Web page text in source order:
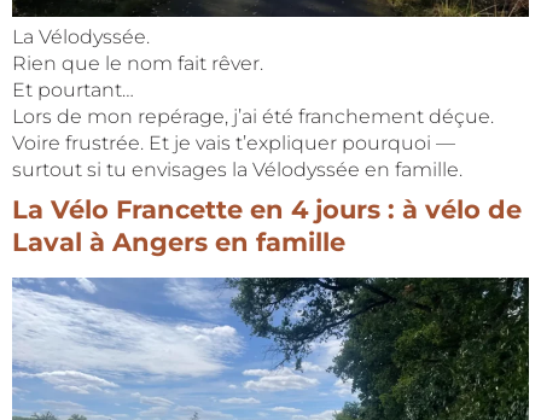
La Vélodyssée.
Rien que le nom fait rêver.
Et pourtant…
Lors de mon repérage, j’ai été franchement déçue.
Voire frustrée. Et je vais t’expliquer pourquoi —
surtout si tu envisages la Vélodyssée en famille.
La Vélo Francette en 4 jours : à vélo de
Laval à Angers en famille